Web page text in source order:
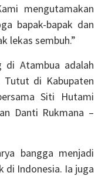
mengutamakan
bapak-bapak dan
lekas sembuh.”
di Atambua adalah
di Kabupaten
Siti Hutami
Danti Rukmana –
bangga menjadi
di Indonesia. Ia juga